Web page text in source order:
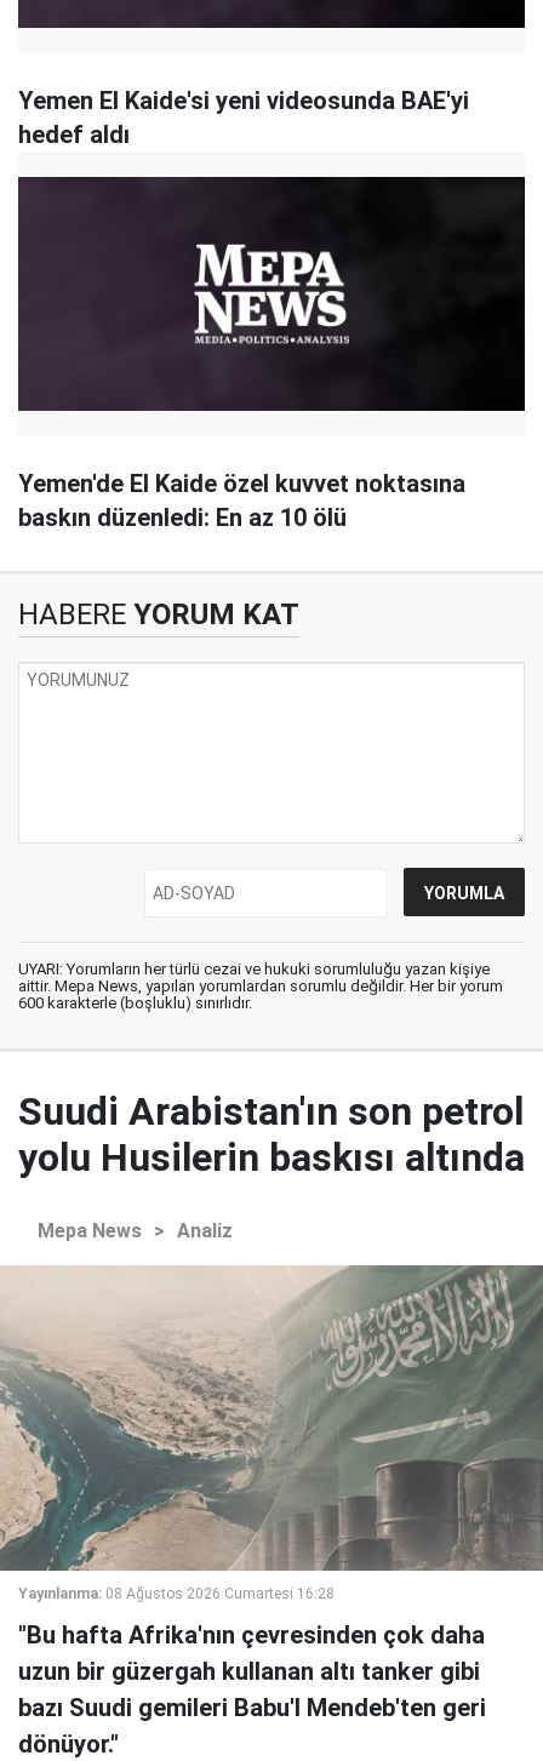
Yemen El Kaide'si yeni videosunda BAE'yi
hedef aldı
Yemen'de El Kaide özel kuvvet noktasına
baskın düzenledi: En az 10 ölü
HABERE YORUM KAT
UYARI: Yorumların her türlü cezai ve hukuki sorumluluğu yazan kişiye
aittir. Mepa News, yapılan yorumlardan sorumlu değildir. Her bir yorum
600 karakterle (boşluklu) sınırlıdır.
Suudi Arabistan'ın son petrol
yolu Husilerin baskısı altında
Mepa News > Analiz
Yayınlanma: 08 Ağustos 2026 Cumartesi 16:28
"Bu hafta Afrika'nın çevresinden çok daha
uzun bir güzergah kullanan altı tanker gibi
bazı Suudi gemileri Babu'l Mendeb'ten geri
dönüyor."